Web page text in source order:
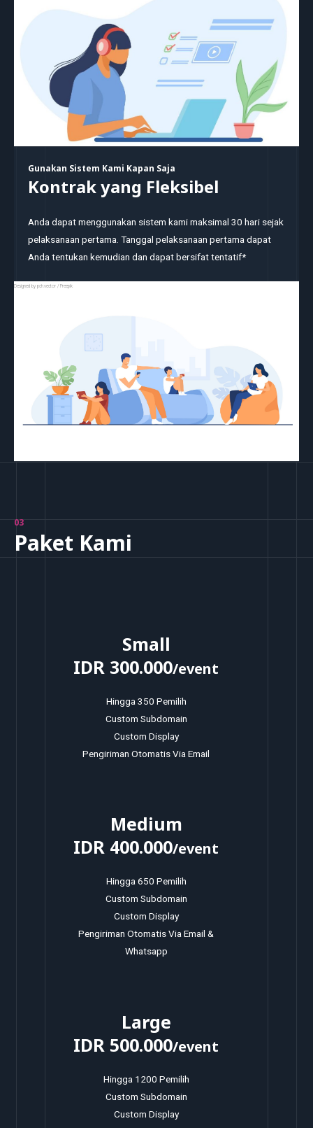
Gunakan Sistem Kami Kapan Saja
Kontrak yang Fleksibel
Anda dapat menggunakan sistem kami maksimal 30 hari sejak
pelaksanaan pertama. Tanggal pelaksanaan pertama dapat
Anda tentukan kemudian dan dapat bersifat tentatif*
Designed by pch.vector / Freepik
03
Paket Kami
Small
IDR 300.000/event
Hingga 350 Pemilih
Custom Subdomain
Custom Display
Pengiriman Otomatis Via Email
Medium
IDR 400.000/event
Hingga 650 Pemilih
Custom Subdomain
Custom Display
Pengiriman Otomatis Via Email &
Whatsapp
Large
IDR 500.000/event
Hingga 1200 Pemilih
Custom Subdomain
Custom Display